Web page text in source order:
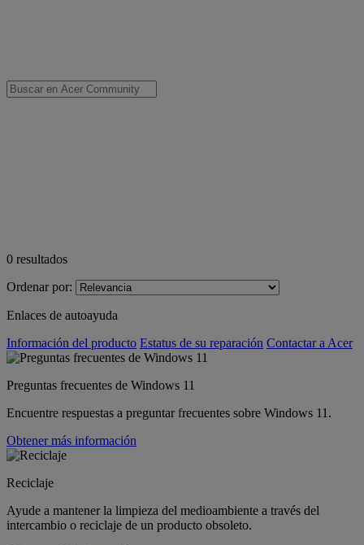
0 resultados
Ordenar por:
Enlaces de autoayuda
Información del producto Estatus de su reparación Contactar a Acer
Preguntas frecuentes de Windows 11
Encuentre respuestas a preguntar frecuentes sobre Windows 11.
Obtener más información
Reciclaje
Ayude a mantener la limpieza del medioambiente a través del
intercambio o reciclaje de un producto obsoleto.